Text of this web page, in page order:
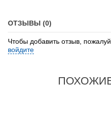
ОТЗЫВЫ (0)
Чтобы добавить отзыв,
войдите